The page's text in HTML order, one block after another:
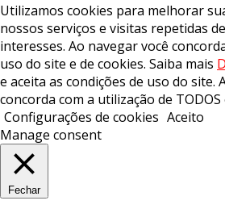
Utilizamos cookies para melhorar
nossos serviços e visitas repetidas
interesses. Ao navegar você
uso do site e de cookies. Saiba mais
e aceita as condições de uso do site.
concorda com a utilização de TODOS
Configurações de cookies Aceito
Manage consent
Fechar